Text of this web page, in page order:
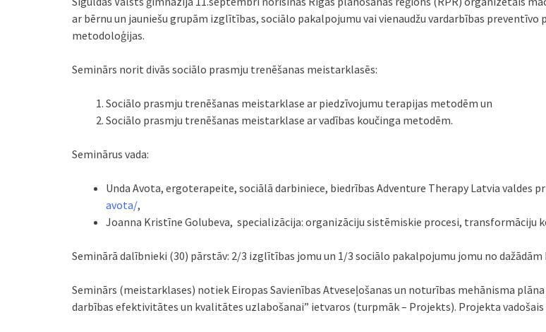
ar bērnu un jauniešu grupām izglītības, sociālo pakalpojumu vai vienaudžu vardarbības
metodoloģijas.
Seminārs norit divās sociālo prasmju trenēšanas meistarklasēs:
Sociālo prasmju trenēšanas meistarklase ar piedzīvojumu terapijas metodēm un
Sociālo prasmju trenēšanas meistarklase ar vadības koučinga metodēm.
Seminārus vada:
Unda Avota, ergoterapeite, sociālā darbiniece, biedrības Adventure Therapy Latvia valdes
avota/,
Joanna Kristīne Golubeva, specializācija: organizāciju sistēmiskie procesi, transformāciju
Seminārā dalībnieki (30) pārstāv: 2/3 izglītības jomu un 1/3 sociālo pakalpojumu jomu no dažādām
Seminārs (meistarklases) notiek Eiropas Savienības Atveseļošanas un noturības mehānisma
darbības efektivitātes un kvalitātes uzlabošanai” ietvaros (turpmāk – Projekts). Projekta